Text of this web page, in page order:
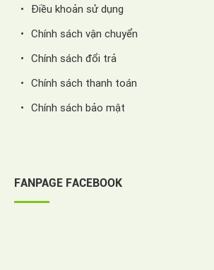
Điều khoản sử dụng
Chính sách vận chuyển
Chính sách đổi trả
Chính sách thanh toán
Chính sách bảo mật
FANPAGE FACEBOOK